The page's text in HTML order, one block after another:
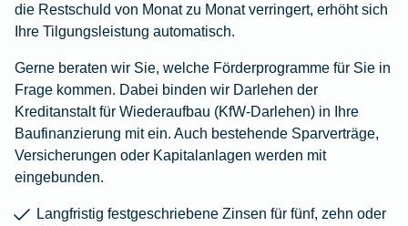
die Restschuld von Monat zu Monat verringert, erhöht sich
Ihre Tilgungsleistung automatisch.
Gerne beraten wir Sie, welche Förderprogramme für Sie in
Frage kommen. Dabei binden wir Darlehen der
Kreditanstalt für Wiederaufbau (KfW-Darlehen) in Ihre
Baufinanzierung mit ein. Auch bestehende Sparverträge,
Versicherungen oder Kapitalanlagen werden mit
eingebunden.
Langfristig festgeschriebene Zinsen für fünf, zehn oder